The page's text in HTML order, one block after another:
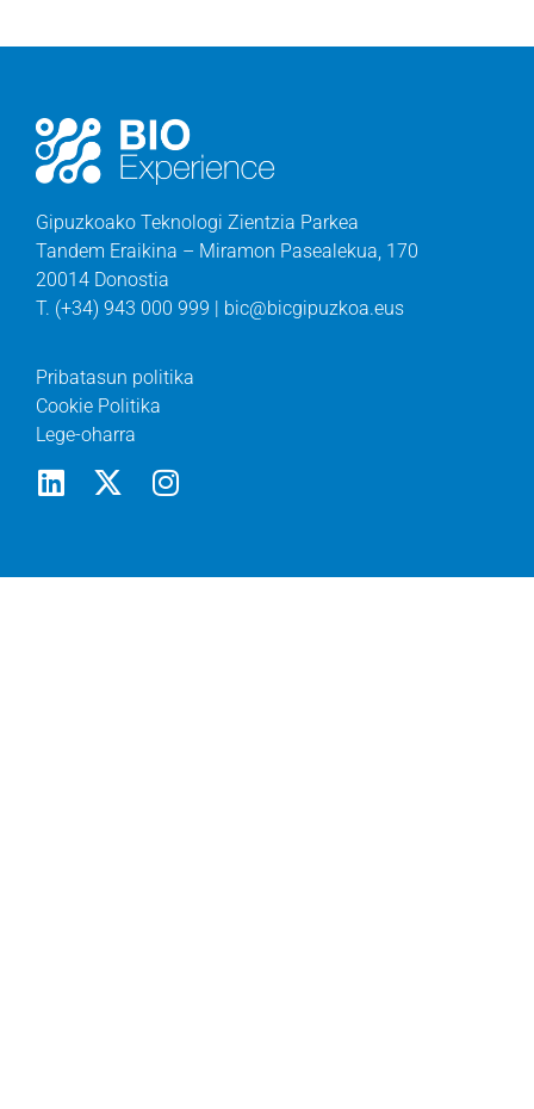
Gipuzkoako Teknologi Zientzia Parkea
Tandem Eraikina – Miramon Pasealekua, 170
20014 Donostia
T. (+34) 943 000 999 | bic@bicgipuzkoa.eus
Pribatasun politika
Cookie Politika
Lege-oharra